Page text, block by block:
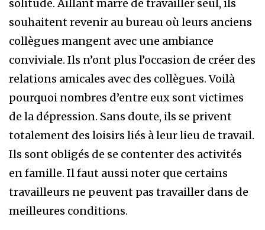
solitude. Aillant marre de travailler seul, ils
souhaitent revenir au bureau où leurs anciens
collègues mangent avec une ambiance
conviviale. Ils n’ont plus l’occasion de créer des
relations amicales avec des collègues. Voilà
pourquoi nombres d’entre eux sont victimes
de la dépression. Sans doute, ils se privent
totalement des loisirs liés à leur lieu de travail.
Ils sont obligés de se contenter des activités
en famille. Il faut aussi noter que certains
travailleurs ne peuvent pas travailler dans de
meilleures conditions.